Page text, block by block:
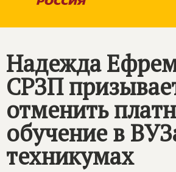
Контакты
Надежда
СРЗП
отменить
обучение в
техникумах